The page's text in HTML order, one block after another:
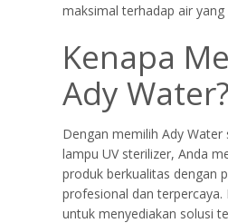
maksimal terhadap air yang
Kenapa
Ady Water?
Dengan memilih Ady Water
lampu UV sterilizer, Anda
produk berkualitas dengan
profesional dan
untuk menyediakan solusi